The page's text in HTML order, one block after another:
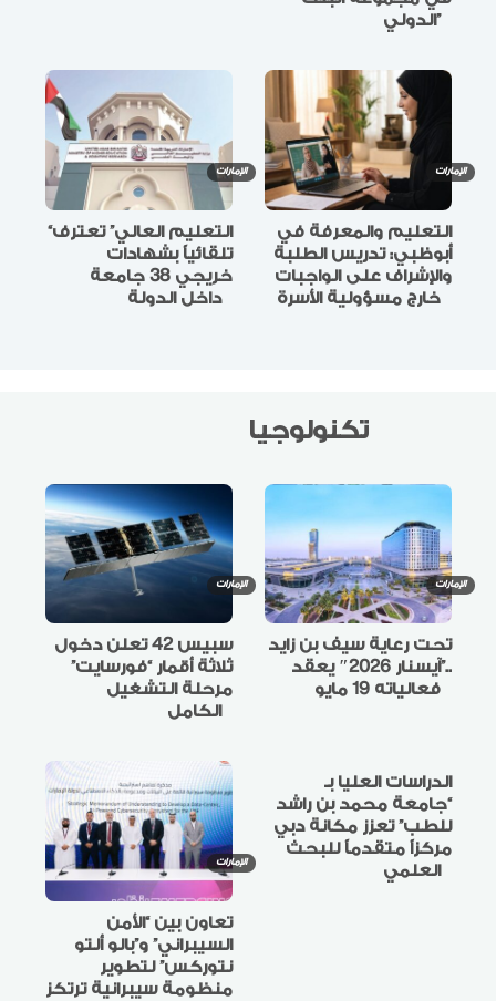
الدولي”
الإمارات
“التعليم العالي” تعترف
تلقائياً بشهادات
خريجي 38 جامعة
داخل الدولة
الإمارات
التعليم والمعرفة في
أبوظبي: تدريس الطلبة
والإشراف على الواجبات
تكنولوجيا
الإمارات
سبيس 42 تعلن دخول
ثلاثة أقمار “فورسايت”
مرحلة التشغيل
الكامل
الإمارات
تحت رعاية سيف بن زايد
..”آيسنار 2026″ يعقد
الإمارات
تعاون بين “الأمن
السيبراني” و”بالو ألتو
نتوركس” لتطوير
منظومة سيبرانية ترتكز
الدراسات العليا بـ
“جامعة محمد بن راشد
للطب” تعزز مكانة دبي
مركزاً متقدماً للبحث
العلمي